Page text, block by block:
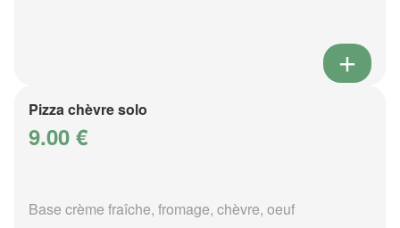
Pizza chèvre solo
9.00 €
Base crème fraîche, fromage, chèvre, oeuf